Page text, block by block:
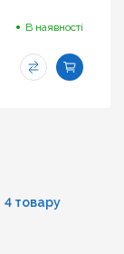
В наявності
4 товару